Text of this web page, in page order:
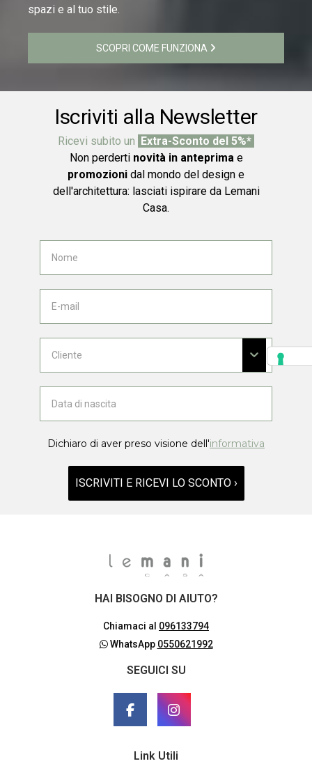
spazi e al tuo stile.
SCOPRI COME FUNZIONA
Iscriviti alla Newsletter
Ricevi subito un
Extra-Sconto del 5%*
Non perderti novità in anteprimae
promozioni dal mondo del design e
dell'architettura: lasciati ispirare da Lemani
Casa.
Dichiaro di aver preso visione dell'informativa
ISCRIVITI E RICEVI LO SCONTO ›
HAI BISOGNO DI AIUTO?
Chiamaci al 096133794
WhatsApp 0550621992
SEGUICI SU
Link Utili